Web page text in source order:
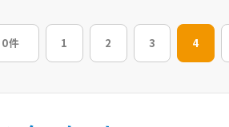
件 1 2 3 4